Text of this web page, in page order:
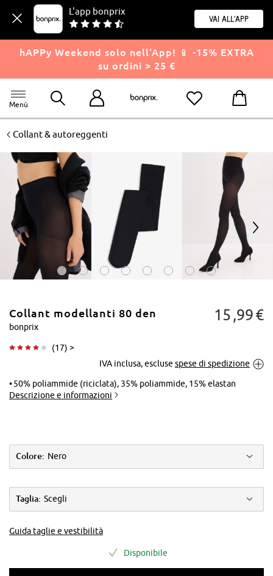
L'app bonprix
Vai all'app
hAPPy Weekend solo nell'App! 📱 -15% EXTRA
su ordini > 25 €
Menù
<Collant & autoreggenti
Tocca per
ingrandire
< >
Collant modellanti 80 den
bonprix
(17) >
15 99€
IVA inclusa, escluse spese di spedizione
50% poliammide (riciclata), 35% poliammide, 15% elastan
Descrizione e informazioni
Colore: Nero
Taglia: Scegli
Guida taglie e vestibilità
Disponibile